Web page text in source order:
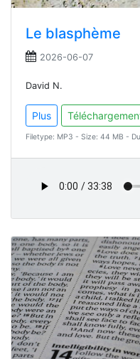
Le blasphème
2026-06-07
David N.
Plus
Filetype: MP3 - Size: 44 MB -